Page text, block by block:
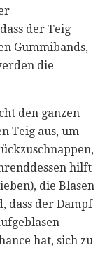
der Teig
Gummibands,
die
den ganzen
Teig aus, um
hilft
die Blasen
dass der Dampf
hat, sich zu